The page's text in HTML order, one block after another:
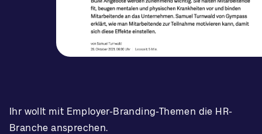
Ihr wollt mit Employer-Branding-Themen die HR-
Branche ansprechen.